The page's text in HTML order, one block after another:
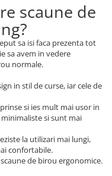
scaune de
sa isi faca prezenta tot
sa avem in vedere
normale.
in stil de curse, iar cele de
si ies mult mai usor in
si sunt mai
la utilizari mai lungi,
confortabile.
de birou ergonomice.